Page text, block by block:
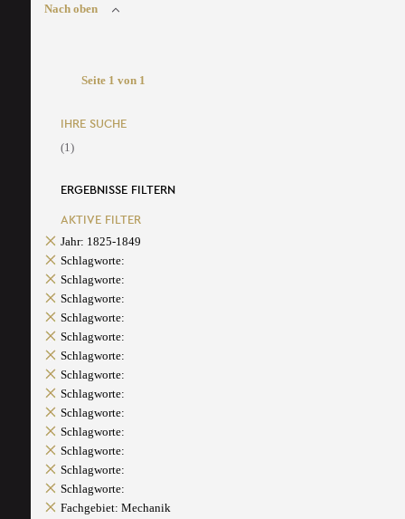
Nach oben
Seite 1 von 1
IHRE SUCHE
(1)
ERGEBNISSE FILTERN
AKTIVE FILTER
Jahr: 1825-1849
Schlagworte:
Schlagworte:
Schlagworte:
Schlagworte:
Schlagworte:
Schlagworte:
Schlagworte:
Schlagworte:
Schlagworte:
Schlagworte:
Schlagworte:
Schlagworte:
Schlagworte:
Fachgebiet: Mechanik